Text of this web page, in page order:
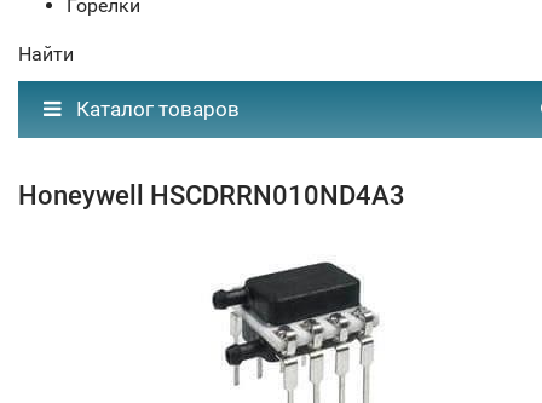
Горелки
Найти
Каталог товаров
Honeywell HSCDRRN010ND4A3